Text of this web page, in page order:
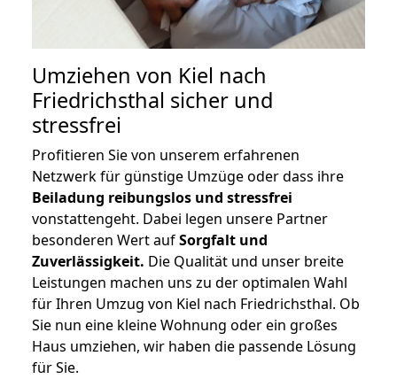
Umziehen von Kiel nach
Friedrichsthal sicher und
stressfrei
Profitieren Sie von unserem erfahrenen
Netzwerk für günstige Umzüge oder dass ihre
Beiladung reibungslos und stressfrei
vonstattengeht. Dabei legen unsere Partner
besonderen Wert aufSorgfalt und
Zuverlässigkeit. Die Qualität und unser breite
Leistungen machen uns zu der optimalen Wahl
für Ihren Umzug von Kiel nach Friedrichsthal. Ob
Sie nun eine kleine Wohnung oder ein großes
Haus umziehen, wir haben die passende Lösung
für Sie.